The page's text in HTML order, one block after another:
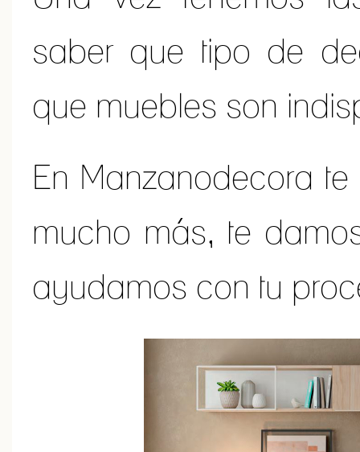
saber que tipo de
que muebles son
En Manzanodecora
mucho más, te
ayudamos con tu